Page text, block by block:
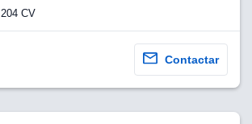
204 CV
Contactar